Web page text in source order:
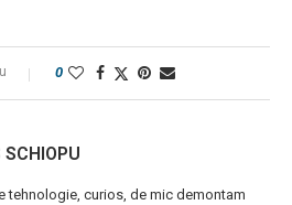
0
SCHIOPU
tehnologie, curios, de mic demontam